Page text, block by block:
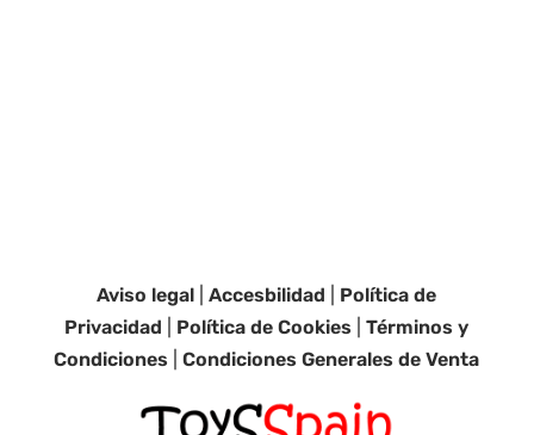
Aviso legal |Accesbilidad
Política de
Privacidad
Política de Cookies |Términos y
Condiciones |Condiciones Generales de Venta